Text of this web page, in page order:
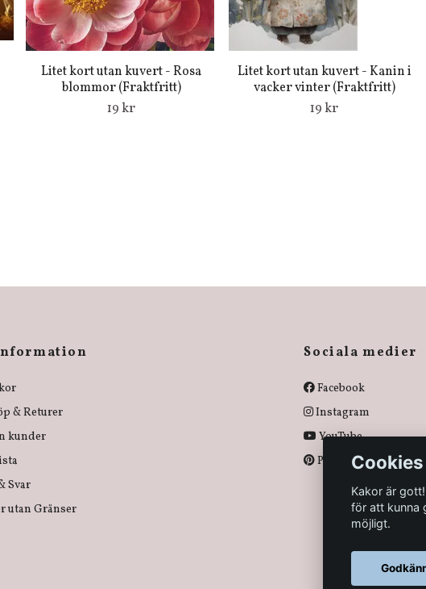
Litet kort utan kuvert - Rosa
blommor (Fraktfritt)
19 kr
Litet kort utan kuvert - Kanin i
vacker vinter (Fraktfritt)
19 kr
& Returer
kunder
Svar
utan Gränser
Sociala medier
Facebook
Instagram
YouTube
PinterestCookies
Kakor är
för att kunna
möjligt.